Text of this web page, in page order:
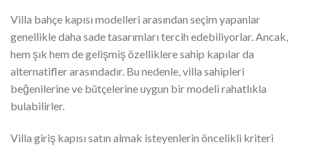
Villa bahçe kapısı modelleri arasından seçim yapanlar
genellikle daha sade tasarımları tercih edebiliyorlar. Ancak,
hem şık hem de gelişmiş özelliklere sahip kapılar da
alternatifler arasındadır. Bu nedenle, villa sahipleri
beğenilerine ve bütçelerine uygun bir modeli rahatlıkla
bulabilirler.
Villa giriş kapısı satın almak isteyenlerin öncelikli kriteri